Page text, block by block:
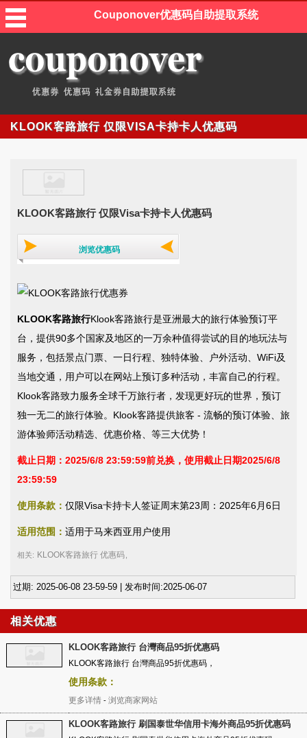
Couponover优惠码自助提取系统
KLOOK客路旅行 仅限VISA卡持卡人优惠码
KLOOK客路旅行 仅限Visa卡持卡人优惠码
浏览优惠码
KLOOK客路旅行Klook客路旅行是亚洲最大的旅行体验预订平
台，提供90多个国家及地区的一万余种值得尝试的目的地玩法与
服务，包括景点门票、一日行程、独特体验、户外活动、WiFi及
当地交通，用户可以在网站上预订多种活动，丰富自己的行程。
Klook客路致力服务全球千万旅行者，发现更好玩的世界，预订
独一无二的旅行体验。Klook客路提供旅客 - 流畅的预订体验、旅
游体验师活动精选、优惠价格、等三大优势！
截止日期：2025/6/8 23:59:59前兑换，使用截止日期2025/6/8
23:59:59
使用条款： 仅限Visa卡持卡人签证周末第23周：2025年6月6日
适用范围： 适用于马来西亚用户使用
相关: KLOOK客路旅行 优惠码
过期: 2025-06-08 23-59-59 | 发布时间:2025-06-07
相关优惠
KLOOK客路旅行 台灣商品95折优惠码
KLOOK客路旅行 台灣商品95折优惠码，
使用条款：
更多详情 - 浏览商家网站
KLOOK客路旅行 刷国泰世华信用卡海外商品95折优惠码